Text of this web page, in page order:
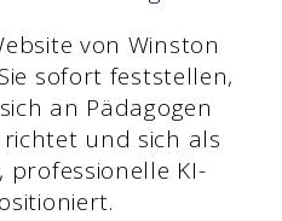
von Winston
sofort feststellen,
an Pädagogen
und sich als
KI-